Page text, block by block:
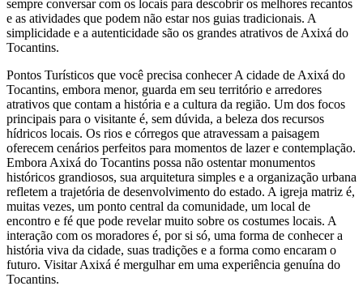
sempre conversar com os locais para descobrir os melhores recantos
e as atividades que podem não estar nos guias tradicionais. A
simplicidade e a autenticidade são os grandes atrativos de Axixá do
Tocantins.
Pontos Turísticos que você precisa conhecer A cidade de Axixá do
Tocantins, embora menor, guarda em seu território e arredores
atrativos que contam a história e a cultura da região. Um dos focos
principais para o visitante é, sem dúvida, a beleza dos recursos
hídricos locais. Os rios e córregos que atravessam a paisagem
oferecem cenários perfeitos para momentos de lazer e contemplação.
Embora Axixá do Tocantins possa não ostentar monumentos
históricos grandiosos, sua arquitetura simples e a organização urbana
refletem a trajetória de desenvolvimento do estado. A igreja matriz é,
muitas vezes, um ponto central da comunidade, um local de
encontro e fé que pode revelar muito sobre os costumes locais. A
interação com os moradores é, por si só, uma forma de conhecer a
história viva da cidade, suas tradições e a forma como encaram o
futuro. Visitar Axixá é mergulhar em uma experiência genuína do
Tocantins.